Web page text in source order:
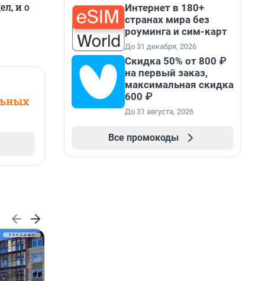
и о
Интернет в 180+
странах мира без
роуминга и сим-карт
До 31 декабря, 2026
Скидка 50% от 800 ₽
на первый заказ,
максимальная скидка
600 ₽
До 31 августа, 2026
Все промокоды